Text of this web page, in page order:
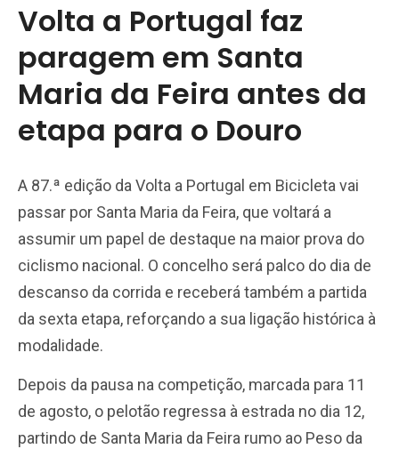
Volta a Portugal faz
paragem em Santa
Maria da Feira antes da
etapa para o Douro
A 87.ª edição da Volta a Portugal em Bicicleta vai
passar por Santa Maria da Feira, que voltará a
assumir um papel de destaque na maior prova do
ciclismo nacional. O concelho será palco do dia de
descanso da corrida e receberá também a partida
da sexta etapa, reforçando a sua ligação histórica à
modalidade.
Depois da pausa na competição, marcada para 11
de agosto, o pelotão regressa à estrada no dia 12,
partindo de Santa Maria da Feira rumo ao Peso da